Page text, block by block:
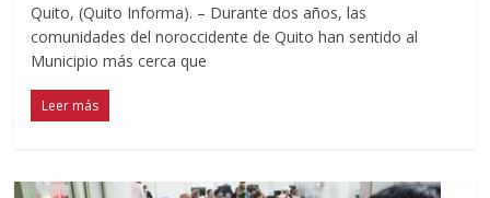
Quito, (Quito Informa). – Durante dos años, las
comunidades del noroccidente de Quito han sentido al
Municipio más cerca que
Leer más